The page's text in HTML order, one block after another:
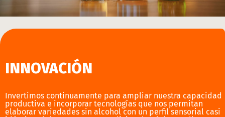
INNOVACIÓN​
Invertimos continuamente para ampliar nuestra capacidad
productiva e incorporar tecnologías que nos permitan
elaborar variedades sin alcohol con un perfil sensorial casi